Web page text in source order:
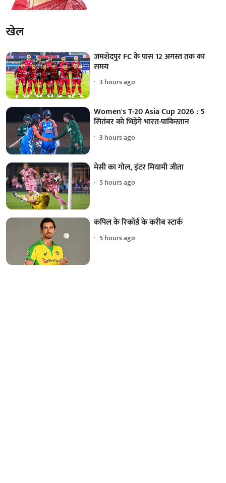
खेल
जमशेदपुर FC के पास 12 अगस्त तक का
समय
3 hours ago
Women's T-20 Asia Cup 2026 : 5
सितंबर को भिड़ेंगे भारत-पाकिस्तान
3 hours ago
मेसी का गोल, इंटर मियामी जीता
5 hours ago
कपिल के रिकॉर्ड के करीब स्टार्क
5 hours ago